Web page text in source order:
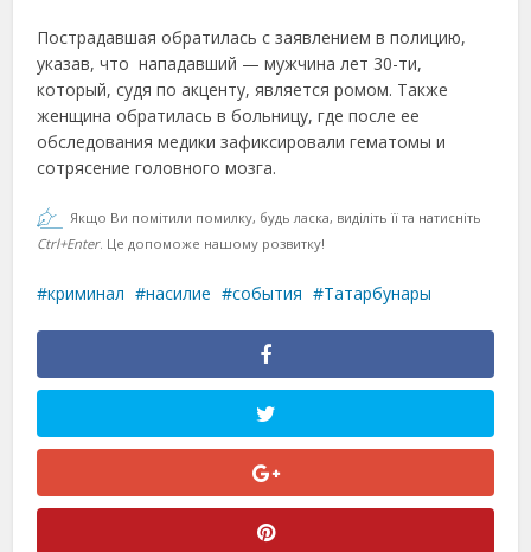
Пострадавшая обратилась с заявлением в полицию,
указав, что нападавший — мужчина лет 30-ти,
который, судя по акценту, является ромом. Также
женщина обратилась в больницу, где после ее
обследования медики зафиксировали гематомы и
сотрясение головного мозга.
Якщо Ви помітили помилку, будь ласка, виділіть її та натисніть
Ctrl+Enter. Це допоможе нашому розвитку!
криминал насилие события Татарбунары